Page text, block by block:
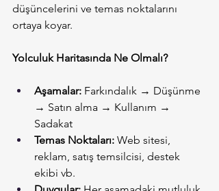
düşüncelerini ve temas noktalarını
ortaya koyar.
Yolculuk Haritasında Ne Olmalı?
Aşamalar: Farkındalık → Düşünme
→ Satın alma → Kullanım →
Sadakat
Temas Noktaları: Web sitesi,
reklam, satış temsilcisi, destek
ekibi vb.